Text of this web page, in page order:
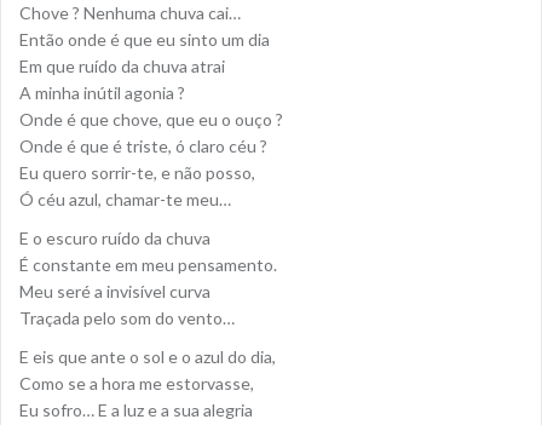
b
o
o
k
t
e
r
e
Chove ? Nenhuma chuva cai…
Então onde é que eu sinto um dia
Em que ruído da chuva atrai
A minha inútil agonia ?
Onde é que chove, que eu o ouço ?
Onde é que é triste, ó claro céu ?
Eu quero sorrir-te, e não posso,
Ó céu azul, chamar-te meu…
E o escuro ruído da chuva
É constante em meu pensamento.
Meu seré a invisível curva
Traçada pelo som do vento…
E eis que ante o sol e o azul do dia,
Como se a hora me estorvasse,
Eu sofro… E a luz e a sua alegria